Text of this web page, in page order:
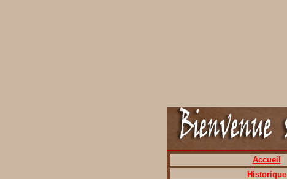
Accueil
Historique